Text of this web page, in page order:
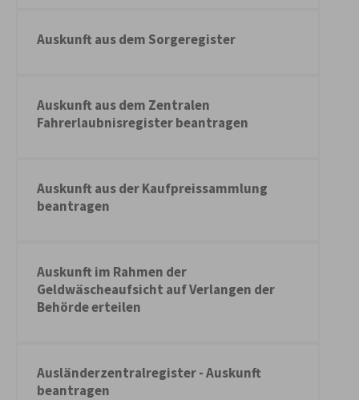
Auskunft aus dem Sorgeregister
Auskunft aus dem Zentralen
Fahrerlaubnisregister beantragen
Auskunft aus der Kaufpreissammlung
beantragen
Auskunft im Rahmen der
Geldwäscheaufsicht auf Verlangen der
Behörde erteilen
Ausländerzentralregister - Auskunft
beantragen